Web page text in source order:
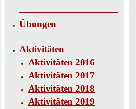
Übungen
Aktivitäten
Aktivitäten 2016
Aktivitäten 2017
Aktivitäten 2018
Aktivitäten 2019